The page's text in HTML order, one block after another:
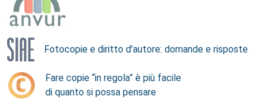
Fotocopie e diritto d’autore: domande e risposte
Fare copie “in regola” è più facile
di quanto si possa pensare